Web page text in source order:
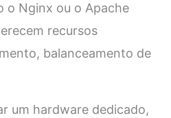
o Nginx ou o Apache
recursos
balanceamento de
um hardware dedicado,